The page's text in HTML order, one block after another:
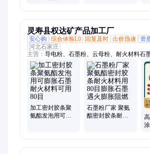
灵寿县权达矿产品加工厂
安心购
综合体验L0 回复及时 出价迅速
资
河北石家庄
主营： 导电粉、石墨粉、云母粉、耐火材料石
卵石、烧烤砂、陶土粉、彩虹石、玉米芯、莫
垩土、矿物纤维、玻璃珠、粘土粉、硅微粉、
硅藻土、海泡石纤维、白云石粉、陶瓷颗粒、
火山石
加工密封胶条聚
氨酯发泡用可膨
石墨粉厂家 聚氨
酯密封胶条耐火